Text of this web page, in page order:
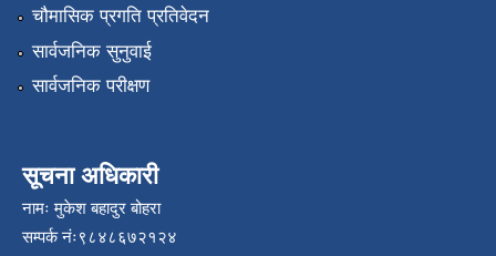
चौमासिक प्रगति प्रतिवेदन
सार्वजनिक सुनुवाई
सार्वजनिक परीक्षण
सूचना अधिकारी
नामः मुकेश बहादुर बोहरा
सम्पर्क नंः९८४८६७२१२४